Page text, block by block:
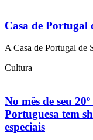
Casa de Portugal
A Casa de Portugal de
Cultura
No mês de seu
Portuguesa tem
especiais